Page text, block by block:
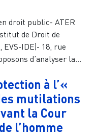
droit public- ATER
de Droit de
EVS-IDE)- 18, rue
d’analyser la...
à l’«
mutilations
la Cour
l’homme